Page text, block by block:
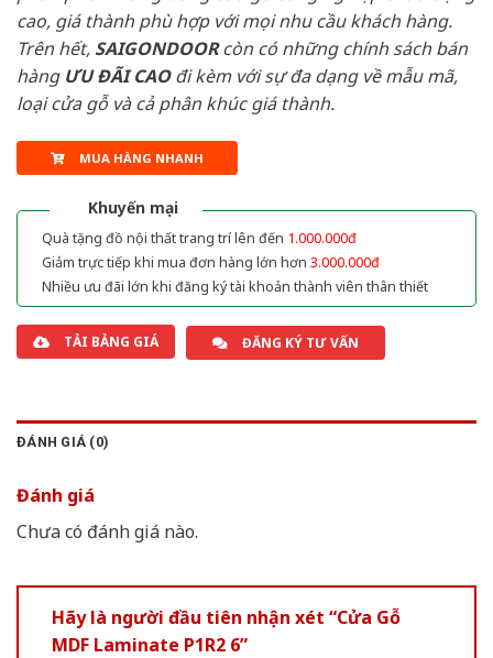
cao, giá thành phù hợp với mọi nhu cầu khách hàng.
Trên hết, SAIGONDOORcòn có những chính sách bán
hàng ƯU ĐÃI CAOđi kèm với sự đa dạng về mẫu mã,
loại cửa gỗ và cả phân khúc giá thành.
MUA HÀNG NHANH
Khuyến mại
Quà tặng đồ nội thất trang trí lên đến 1.000.000đ
Giảm trực tiếp khi mua đơn hàng lớn hơn 3.000.000đ
Nhiều ưu đãi lớn khi đăng ký tài khoản thành viên thân thiết
TẢI BẢNG GIÁ ĐĂNG KÝ TƯ VẤN
ĐÁNH GIÁ (0)
Đánh giá
Chưa có đánh giá nào.
Hãy là người đầu tiên nhận xét “Cửa Gỗ
MDF Laminate P1R2 6”